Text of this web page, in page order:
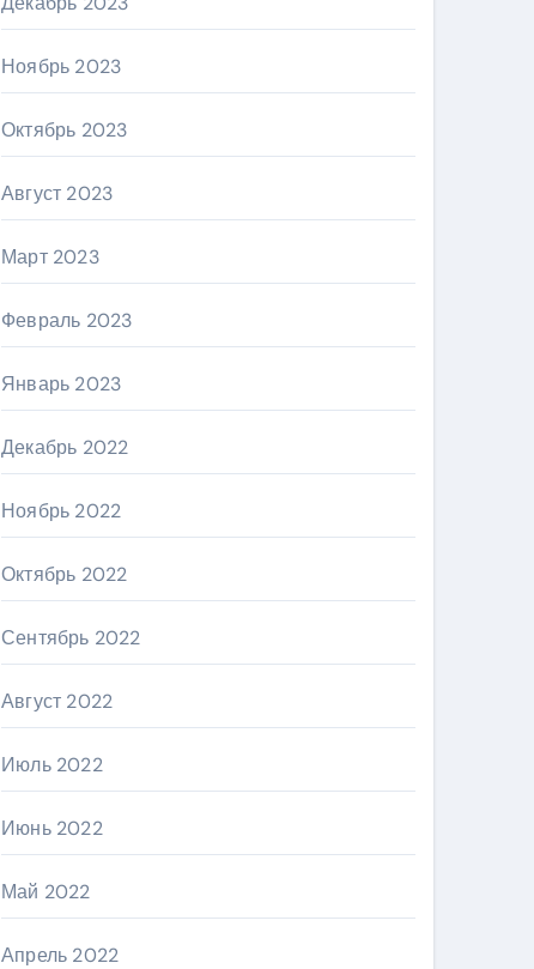
Ноябрь 2023
Октябрь 2023
Август 2023
Март 2023
Февраль 2023
Январь 2023
Декабрь 2022
Ноябрь 2022
Октябрь 2022
Сентябрь 2022
Август 2022
Июль 2022
Июнь 2022
Май 2022
Апрель 2022